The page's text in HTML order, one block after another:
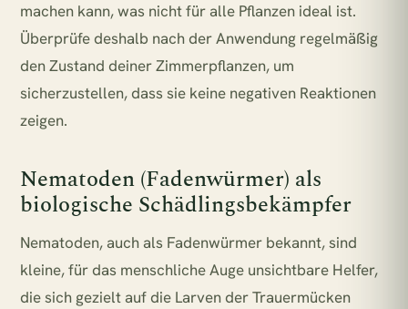
machen kann, was nicht für alle Pflanzen ideal ist.
Überprüfe deshalb nach der Anwendung regelmäßig
den Zustand deiner Zimmerpflanzen, um
sicherzustellen, dass sie keine negativen Reaktionen
zeigen.
Nematoden (Fadenwürmer) als
biologische Schädlingsbekämpfer
Nematoden, auch als Fadenwürmer bekannt, sind
kleine, für das menschliche Auge unsichtbare Helfer,
die sich gezielt auf die Larven der Trauermücken